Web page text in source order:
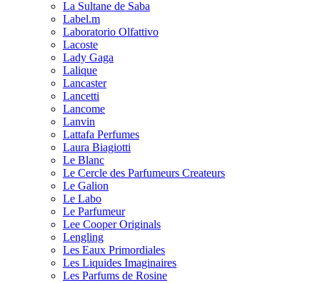
La Sultane de Saba
Label.m
Laboratorio Olfattivo
Lacoste
Lady Gaga
Lalique
Lancaster
Lancetti
Lancome
Lanvin
Lattafa Perfumes
Laura Biagiotti
Le Blanc
Le Cercle des Parfumeurs Createurs
Le Galion
Le Labo
Le Parfumeur
Lee Cooper Originals
Lengling
Les Eaux Primordiales
Les Liquides Imaginaires
Les Parfums de Rosine